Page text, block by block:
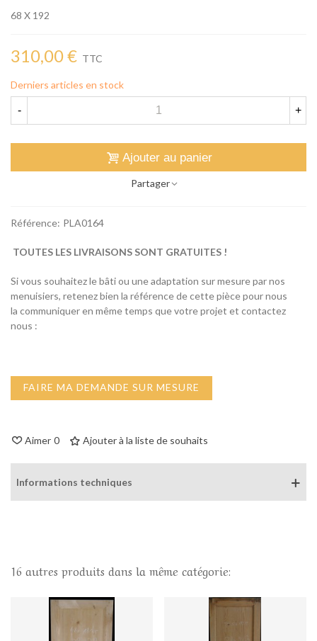
68 X 192
310,00 € TTC
Derniers articles en stock
- +
Ajouter au panier
Partager
Référence: PLA0164
TOUTES LES LIVRAISONS SONT GRATUITES !
Si vous souhaitez le bâti ou une adaptation sur mesure par nos
menuisiers, retenez bien la référence de cette pièce pour nous
la communiquer en même temps que votre projet et contactez
nous :
FAIRE MA DEMANDE SUR MESURE
Aimer 0 Ajouter à la liste de souhaits
Informations techniques
16 autres produits dans la même catégorie: